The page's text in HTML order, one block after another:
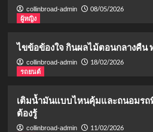
collinbroad-admin
08/05/2026
ผู้หญิง
ไขข้อข้องใจ กินผลไม้ตอนกลางคืน
collinbroad-admin
18/02/2026
รถยนต์
เติมน้ำมันแบบไหนคุ้มและถนอมรถ
ต้องรู้
collinbroad-admin
11/02/2026